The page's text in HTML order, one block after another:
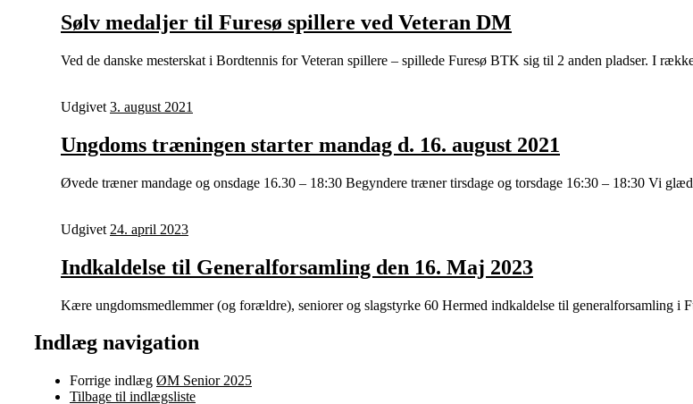
Sølv medaljer til Furesø spillere ved Veteran DM
Ved de danske mesterskat i Bordtennis for Veteran spillere – spillede Furesø BTK sig til 2 anden pladser. I
Udgivet 3. august 2021
Ungdoms træningen starter mandag d. 16. august 2021
Øvede træner mandage og onsdage 16.30 – 18:30 Begyndere træner tirsdage og torsdage 16:30 – 18:30 Vi
Udgivet 24. april 2023
Indkaldelse til Generalforsamling den 16. Maj 2023
Kære ungdomsmedlemmer (og forældre), seniorer og slagstyrke 60 Hermed indkaldelse til generalforsamling
Indlæg navigation
Forrige indlæg ØM Senior 2025
Tilbage til indlægsliste